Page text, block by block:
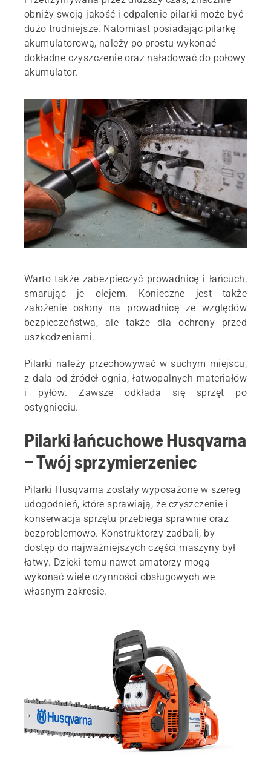
obniży swoją jakość i odpalenie pilarki może być
dużo trudniejsze. Natomiast posiadając pilarkę
akumulatorową, należy po prostu wykonać
dokładne czyszczenie oraz naładować do połowy
akumulator.
Warto także zabezpieczyć prowadnicę i łańcuch,
smarując je olejem. Konieczne jest także
założenie osłony na prowadnicę ze względów
bezpieczeństwa, ale także dla ochrony przed
uszkodzeniami.
Pilarki należy przechowywać w suchym miejscu,
z dala od źródeł ognia, łatwopalnych materiałów
i pyłów. Zawsze odkłada się sprzęt po
ostygnięciu.
Pilarki łańcuchowe Husqvarna
– Twój sprzymierzeniec
Pilarki Husqvarna zostały wyposażone w szereg
udogodnień, które sprawiają, że czyszczenie i
konserwacja sprzętu przebiega sprawnie oraz
bezproblemowo. Konstruktorzy zadbali, by
dostęp do najważniejszych części maszyny był
łatwy. Dzięki temu nawet amatorzy mogą
wykonać wiele czynności obsługowych we
własnym zakresie.